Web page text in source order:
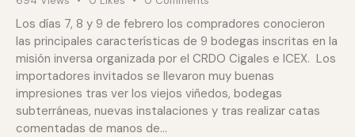
Los días 7, 8 y 9 de febrero los compradores conocieron
las principales características de 9 bodegas inscritas en la
misión inversa organizada por el CRDO Cigales e ICEX. Los
importadores invitados se llevaron muy buenas
impresiones tras ver los viejos viñedos, bodegas
subterráneas, nuevas instalaciones y tras realizar catas
comentadas de manos de…